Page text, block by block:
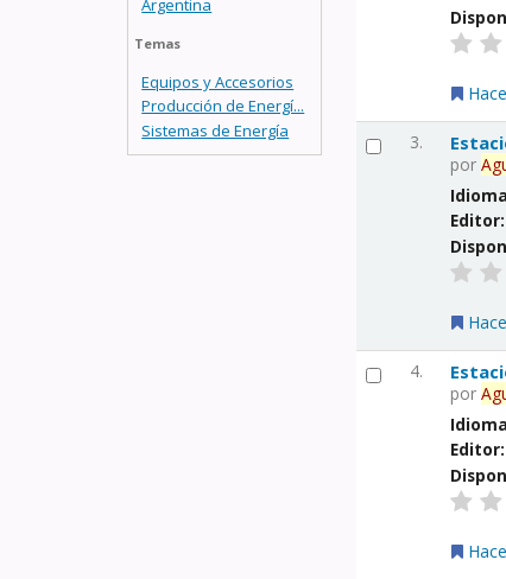
Argentina
Temas
Equipos y Accesorios
Producción de Energí...
Sistemas de Energía
3.
por
4.
por